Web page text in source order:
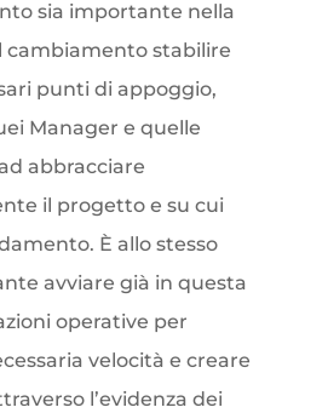
sia importante nella
cambiamento stabilire
punti di appoggio,
Manager e quelle
abbracciare
il progetto e su cui
È allo stesso
avviare già in questa
operative per
velocità e creare
l’evidenza dei